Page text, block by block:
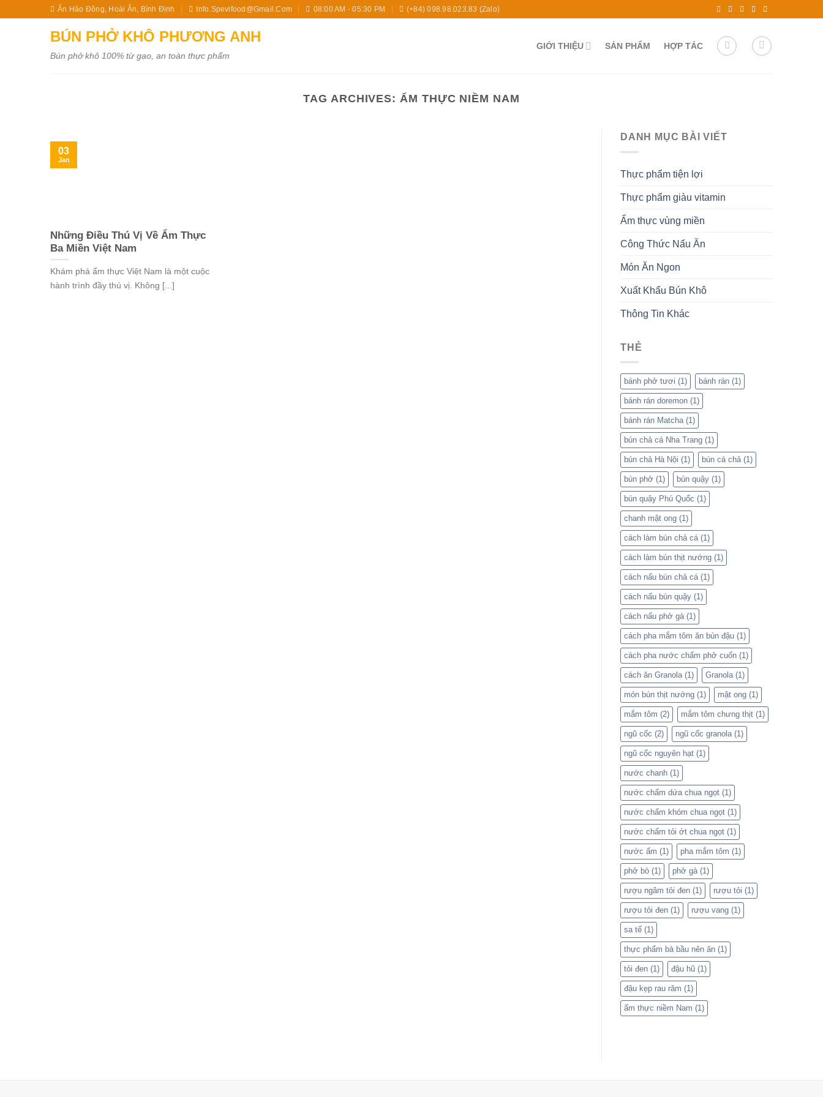
Ân Hảo Đông, Hoài Ân, Bình Định Info.spevifood@gmail.com 08:00 AM - 05:30 PM (+84) 098.98.023.83 (zalo)
BÚN PHỞ KHÔ PHƯƠNG ANH
Bún phở khô 100% từ gạo, an toàn thực phẩm
GIỚI THIỆU SẢN PHẨM HỢP TÁC
TAG ARCHIVES: ẨM THỰC NIỀM NAM
Những Điều Thú Vị Về Ẩm Thực
Ba Miền Việt Nam
Khám phá ẩm thực Việt Nam là một cuộc
hành trình đầy thú vị. Không [...]
03
Jan
DANH MỤC BÀI VIẾT
Thực phẩm tiện lợi
Thực phẩm giàu vitamin
Ẩm thực vùng miền
Công Thức Nấu Ăn
Món Ăn Ngon
Xuất Khẩu Bún Khô
Thông Tin Khác
THẺ
bánh phở tươi (1) bánh rán (1)
bánh rán doremon (1)
bánh rán Matcha(1)
bún chả cá Nha Trang (1)
bún chả Hà Nội (1) bún cá chả(1)
bún phở (1) bún quậy (1)
bún quậy Phú Quốc (1)
chanh mật ong (1)
cách làm bún chả cá(1)
cách làm bún thịt nướng (1)
cách nấu bún chả cá(1)
cách nấu bún quậy (1)
cách nấu phở gà(1)
cách pha mắm tôm ăn bún đậu (1)
cách pha nước chấm phở cuốn (1)
cách ăn Granola(1) Granola(1)
món bún thịt nướng (1) mật ong (1)
mắm tôm (2) mắm tôm chưng thịt (1)
ngũ cốc (2) ngũ cốc granola(1)
ngũ cốc nguyên hạt (1)
nước chanh (1)
nước chấm dứa chua ngọt (1)
nước chấm khóm chua ngọt (1)
nước chấm tỏi ớt chua ngọt (1)
nước ấm (1) pha mắm tôm (1)
phở bò (1) phở gà(1)
rượu ngâm tỏi đen (1) rượu tỏi (1)
rượu tỏi đen (1) rượu vang (1)
sa tế (1)
thực phẩm bà bầu nên ăn (1)
tỏi đen (1) đậu hũ (1)
đậu kẹp rau răm (1)
ẩm thực niềm Nam (1)